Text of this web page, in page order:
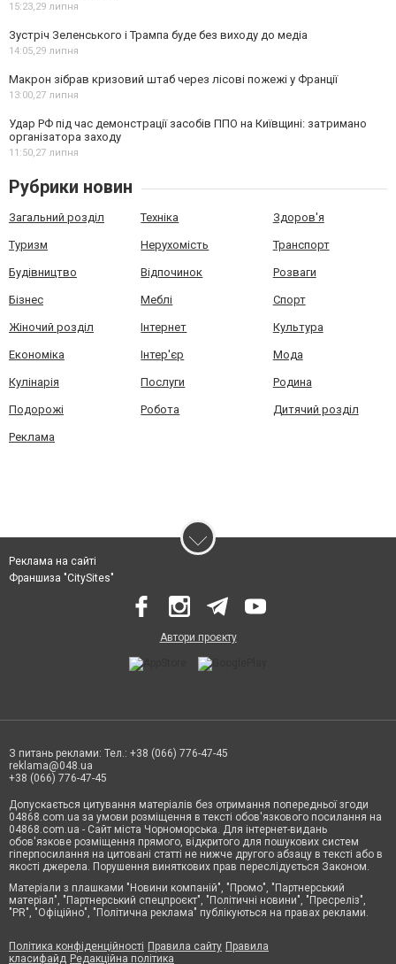
15:23,29 липня
Зустріч Зеленського і Трампа буде без виходу до медіа
14:05,29 липня
Макрон зібрав кризовий штаб через лісові пожежі у Франції
13:00,27 липня
Удар РФ під час демонстрації засобів ППО на Київщині: затримано
організатора заходу
11:50,27 липня
Рубрики новин
Загальний розділ Техніка Здоров'я
Туризм Нерухомість Транспорт
Будівництво Відпочинок Розваги
Бізнес Меблі Спорт
Жіночий розділ Інтернет Культура
Економіка Інтер'єр Мода
Кулінарія Послуги Родина
Подорожі Робота Дитячий розділ
Реклама
Реклама на сайті
Франшиза "CitySites"
Автори проєкту
З питань реклами: Тел.: +38 (066) 776-47-45
reklama@048.ua
+38 (066) 776-47-45
Допускається цитування матеріалів без отримання попередньої згоди
04868.com.ua за умови розміщення в тексті обов'язкового посилання на
04868.com.ua - Сайт міста Чорноморська. Для інтернет-видань
обов'язкове розміщення прямого, відкритого для пошукових систем
гіперпосилання на цитовані статті не нижче другого абзацу в тексті або в
якості джерела. Порушення виняткових прав переслідується Законом.
Матеріали з плашками "Новини компаній", "Промо", "Партнерський
матеріал", "Партнерський спецпроєкт", "Політичні новини", "Пресреліз",
"PR", "Офіційно", "Політична реклама" публікуються на правах реклами.
Політика конфіденційності Правила сайту Правила
класифайд Редакційна політика